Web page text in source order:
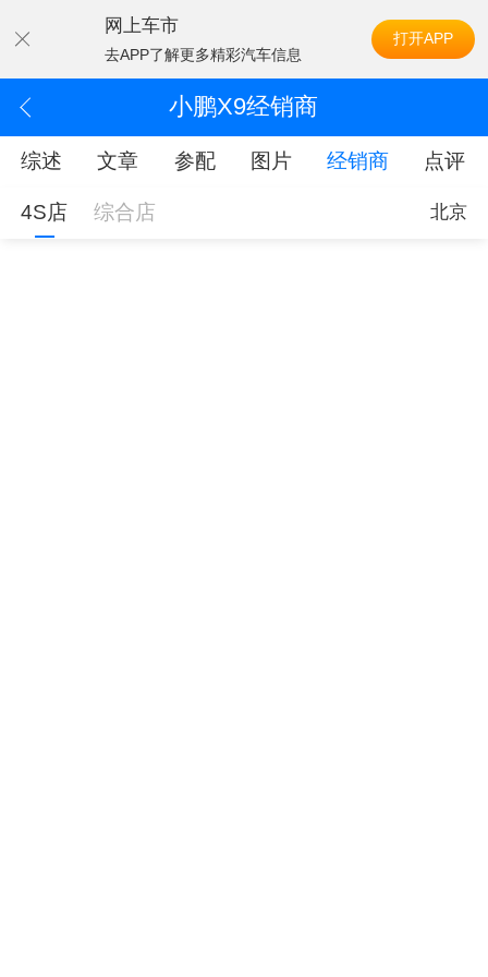
网上车市
去APP了解更多精彩汽车信息
打开APP
小鹏X9经销商
综述 文章 参配 图片 经销商 点评
4S店 综合店 北京